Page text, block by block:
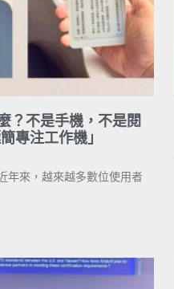
？不是手機，不是閱
專注工作機」
年來，越來越多數位使用者